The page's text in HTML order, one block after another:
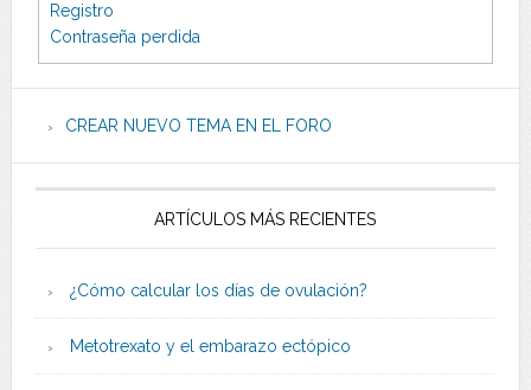
Registro
Contraseña perdida
CREAR NUEVO TEMA EN EL FORO
ARTÍCULOS MÁS RECIENTES
¿Cómo calcular los días de ovulación?
Metotrexato y el embarazo ectópico